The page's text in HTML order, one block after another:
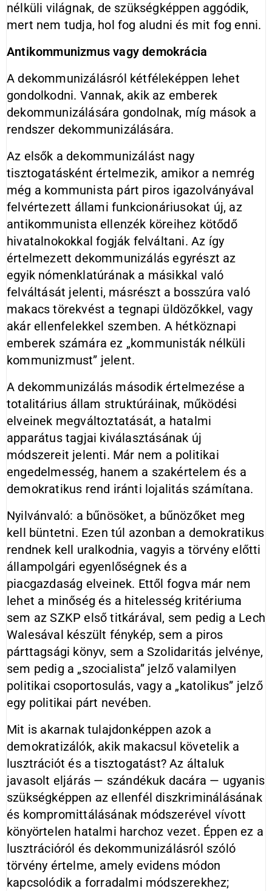
nélküli világnak, de szükségképpen aggódik,
mert nem tudja, hol fog aludni és mit fog enni.
Antikommunizmus vagy demokrácia
A dekommunizálásról kétféleképpen lehet
gondolkodni. Vannak, akik az emberek
dekommunizálására gondolnak, míg mások a
rendszer dekommunizálására.
Az elsők a dekommunizálást nagy
tisztogatásként értelmezik, amikor a nemrég
még a kommunista párt piros igazolványával
felvértezett állami funkcionáriusokat új, az
antikommunista ellenzék köreihez kötődő
hivatalnokokkal fogják felváltani. Az így
értelmezett dekommunizálás egyrészt az
egyik nómenklatúrának a másikkal való
felváltását jelenti, másrészt a bosszúra való
makacs törekvést a tegnapi üldözőkkel, vagy
akár ellenfelekkel szemben. A hétköznapi
emberek számára ez „kommunisták nélküli
kommunizmust” jelent.
A dekommunizálás második értelmezése a
totalitárius állam struktúráinak, működési
elveinek megváltoztatását, a hatalmi
apparátus tagjai kiválasztásának új
módszereit jelenti. Már nem a politikai
engedelmesség, hanem a szakértelem és a
demokratikus rend iránti lojalitás számítana.
Nyilvánvaló: a bűnösöket, a bűnözőket meg
kell büntetni. Ezen túl azonban a demokratikus
rendnek kell uralkodnia, vagyis a törvény előtti
állampolgári egyenlőségnek és a
piacgazdaság elveinek. Ettől fogva már nem
lehet a minőség és a hitelesség kritériuma
sem az SZKP első titkárával, sem pedig a Lech
Walesával készült fénykép, sem a piros
párttagsági könyv, sem a Szolidaritás jelvénye,
sem pedig a „szocialista” jelző valamilyen
politikai csoportosulás, vagy a „katolikus” jelző
egy politikai párt nevében.
Mit is akarnak tulajdonképpen azok a
demokratizálók, akik makacsul követelik a
lusztrációt és a tisztogatást? Az általuk
javasolt eljárás — szándékuk dacára — ugyanis
szükségképpen az ellenfél diszkriminálásának
és kompromittálásának módszerével vívott
könyörtelen hatalmi harchoz vezet. Éppen ez a
lusztrációról és dekommunizálásról szóló
törvény értelme, amely evidens módon
kapcsolódik a forradalmi módszerekhez;